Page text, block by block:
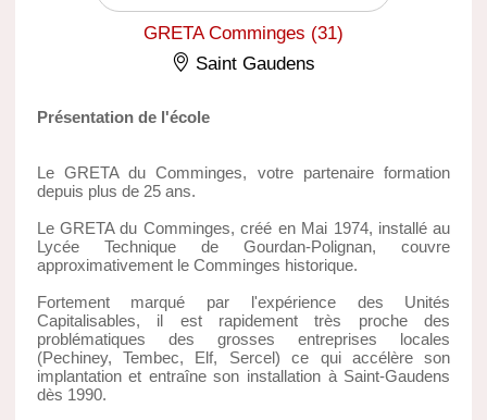
GRETA Comminges (31)
Saint Gaudens
Présentation de l'école
Le GRETA du Comminges, votre partenaire formation
depuis plus de 25 ans.
Le GRETA du Comminges, créé en Mai 1974, installé au
Lycée Technique de Gourdan-Polignan, couvre
approximativement le Comminges historique.
Fortement marqué par l'expérience des Unités
Capitalisables, il est rapidement très proche des
problématiques des grosses entreprises locales
(Pechiney, Tembec, Elf, Sercel) ce qui accélère son
implantation et entraîne son installation à Saint-Gaudens
dès 1990.